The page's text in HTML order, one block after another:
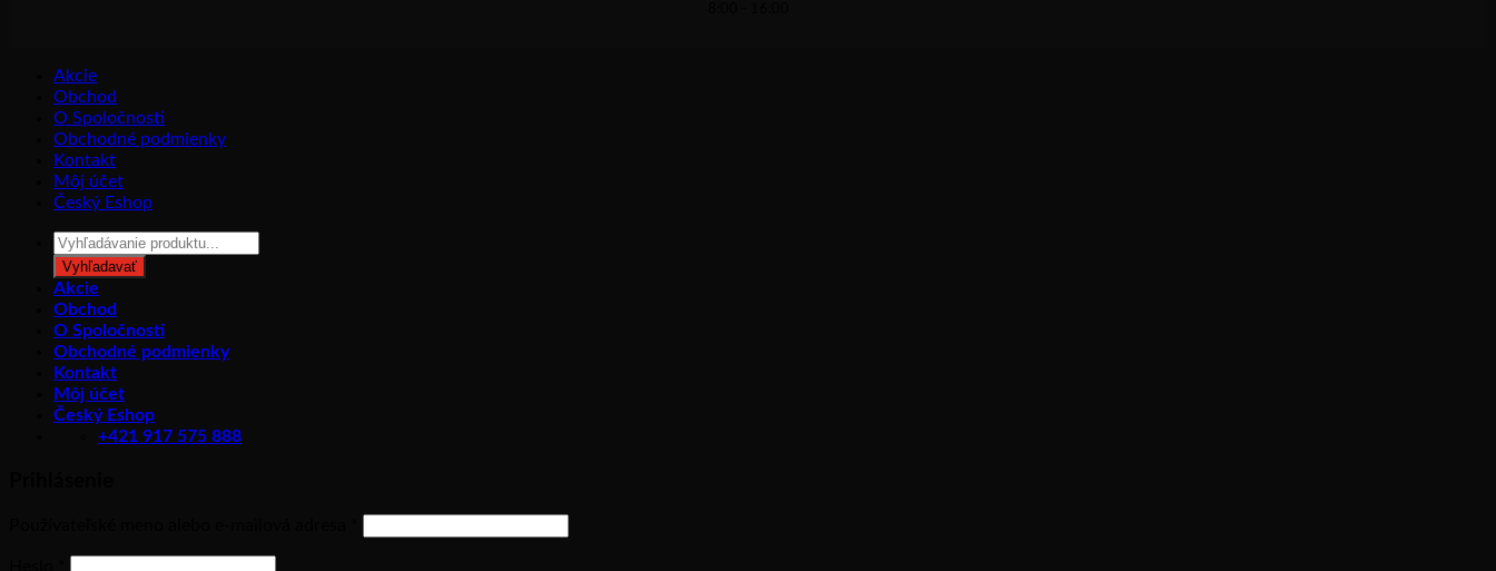
Akcie
Obchod
O Spoločnosti
Obchodné podmienky
Kontakt
Môj účet
Český Eshop
Products
search
Vyhľadavať
Akcie
Obchod
O Spoločnosti
Obchodné podmienky
Kontakt
Môj účet
Český Eshop
+421 917 575 888